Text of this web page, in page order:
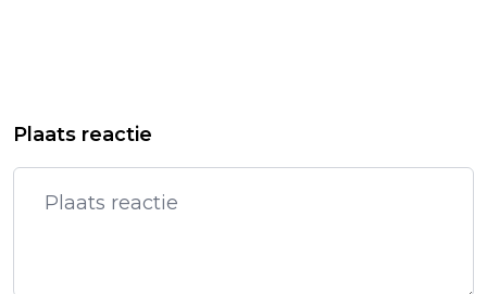
GEITENPAADJES MEER, SCHIPHOL
OPPOSITIE WIL DUIDELIJKHEID OVER
SAMENWERKING VAN VVD MET PVV
Plaats reactie